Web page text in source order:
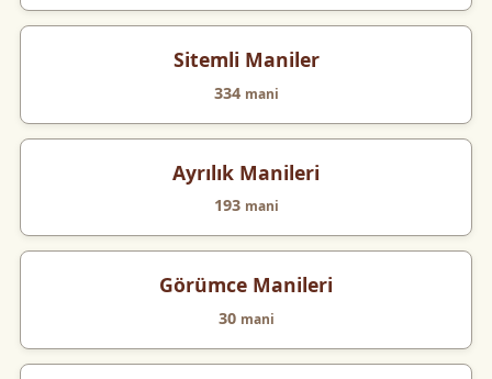
Sitemli Maniler
334 mani
Ayrılık Manileri
193 mani
Görümce Manileri
30 mani